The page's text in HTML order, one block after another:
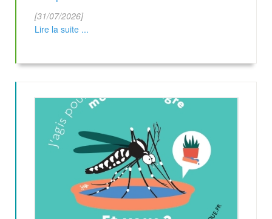
[31/07/2026]
Lire la suite ...